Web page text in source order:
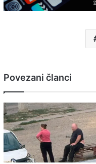
Povezani članci